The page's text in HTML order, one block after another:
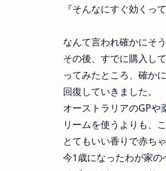
『そんなにすぐ効くっ
なんて言われ確かにそ
その後、すでに購入し
ってみたところ、確か
回復していきました。
オーストラリアのGPや
リームを使うよりも、
とてもいい香りで赤ち
今1歳になったわが家